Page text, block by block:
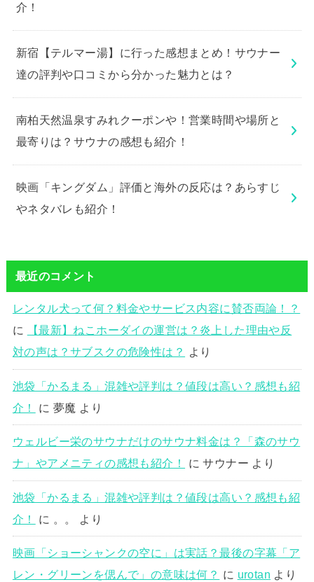
介！
新宿【テルマー湯】に行った感想まとめ！サウナー
達の評判や口コミから分かった魅力とは？
南柏天然温泉すみれクーポンや！営業時間や場所と
最寄りは？サウナの感想も紹介！
映画「キングダム」評価と海外の反応は？あらすじ
やネタバレも紹介！
最近のコメント
レンタル犬って何？料金やサービス内容に賛否両論！？
に
【最新】ねこホーダイの運営は？炎上した理由や反
対の声は？サブスクの危険性は？
より
池袋「かるまる」混雑や評判は？値段は高い？感想も紹
介！
に 夢魔 より
ウェルビー栄のサウナだけのサウナ料金は？「森のサウ
ナ」やアメニティの感想も紹介！
にサウナー より
池袋「かるまる」混雑や評判は？値段は高い？感想も紹
介！
に 。。 より
映画「ショーシャンクの空に」は実話？最後の字幕「ア
レン・グリーンを偲んで」の意味は何？ に urotan より